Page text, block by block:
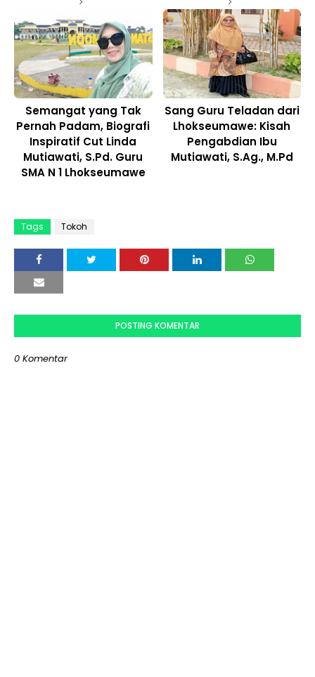
Semangat yang Tak
Pernah Padam, Biografi
Inspiratif Cut Linda
Mutiawati, S.Pd. Guru
SMA N 1 Lhokseumawe
Sang Guru Teladan dari
Lhokseumawe: Kisah
Pengabdian Ibu
Mutiawati, S.Ag., M.Pd
Tags Tokoh
POSTING KOMENTAR
0 Komentar